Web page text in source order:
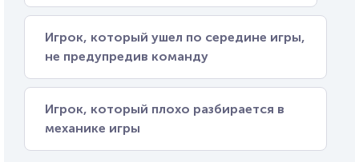
Игрок, который ушел по середине игры,
не предупредив команду
Игрок, который плохо разбирается в
механике игры